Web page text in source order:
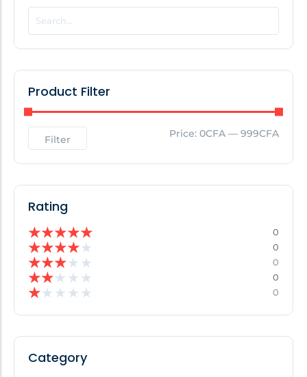
POPULAR THIS WEEK
No Posts Found!
No Posts Found!
Product Filter
Filter Price: 0CFA — 999CFA
Rating
★★★★★ 0
★★★★★ 0
★★★★ ★ 0
★★★ ★ ★ 0
★★ ★ ★ ★ 0
Category